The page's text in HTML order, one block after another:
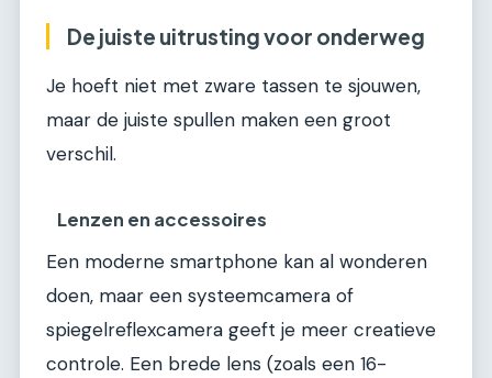
De juiste uitrusting voor onderweg
Je hoeft niet met zware tassen te sjouwen,
maar de juiste spullen maken een groot
verschil.
Lenzen en accessoires
Een moderne smartphone kan al wonderen
doen, maar een systeemcamera of
spiegelreflexcamera geeft je meer creatieve
controle. Een brede lens (zoals een 16-